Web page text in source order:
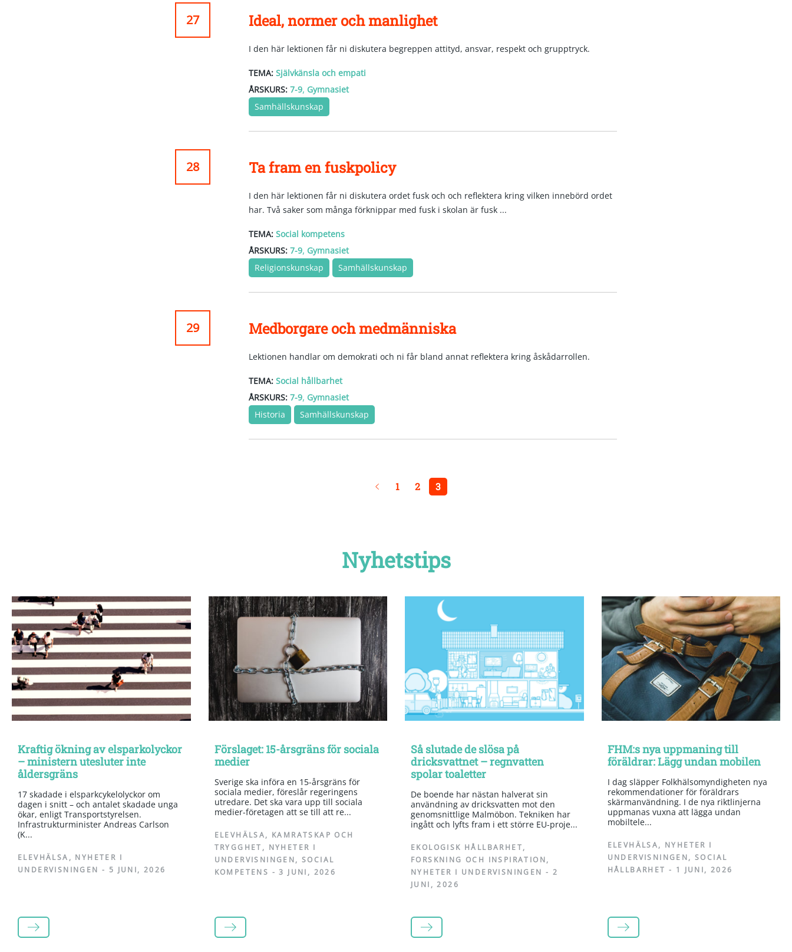
27 Ideal, normer och manlighet
I den här lektionen får ni diskutera begreppen attityd, ansvar, respekt och grupptryck.
TEMA: Självkänsla och empati
ÅRSKURS: 7-9, Gymnasiet
Samhällskunskap
28 Ta fram en fuskpolicy
I den här lektionen får ni diskutera ordet fusk och och reflektera kring vilken innebörd ordet
har. Två saker som många förknippar med fusk i skolan är fusk ...
TEMA: Social kompetens
ÅRSKURS: 7-9, Gymnasiet
Religionskunskap
Samhällskunskap
29 Medborgare och medmänniska
Lektionen handlar om demokrati och ni får bland annat reflektera kring åskådarrollen.
TEMA: Social hållbarhet
ÅRSKURS: 7-9, Gymnasiet
Historia
Samhällskunskap
1 2 3
Nyhetstips
Kraftig ökning av elsparkolyckor
– ministern utesluter inte
åldersgräns
17 skadade i elsparkcykelolyckor om
dagen i snitt – och antalet skadade unga
ökar, enligt Transportstyrelsen.
Infrastrukturminister Andreas Carlson
(K...
ELEVHÄLSA , NYHETER I
UNDERVISNINGEN - 5 JUNI, 2026
LÄS MER
Förslaget: 15-årsgräns för sociala
medier
Sverige ska införa en 15-årsgräns för
sociala medier, föreslår regeringens
utredare. Det ska vara upp till sociala
medier-företagen att se till att re...
ELEVHÄLSA, KAMRATSKAP OCH
TRYGGHET , NYHETER I
UNDERVISNINGEN, SOCIAL
KOMPETENS -3 JUNI, 2026
LÄS MER
Så slutade de slösa på
dricksvattnet – regnvatten
spolar toaletter
De boende har nästan halverat sin
användning av dricksvatten mot den
genomsnittlige Malmöbon. Tekniken har
ingått och lyfts fram i ett större EU-proje...
EKOLOGISK HÅLLBARHET,
FORSKNING OCH INSPIRATION,
NYHETER I UNDERVISNINGEN - 2
JUNI, 2026
LÄS MER
FHM:s nya uppmaning till
föräldrar: Lägg undan mobilen
I dag släpper Folkhälsomyndigheten nya
rekommendationer för föräldrars
skärmanvändning. I de nya riktlinjerna
uppmanas vuxna att lägga undan
mobiltele...
ELEVHÄLSA, NYHETER I
UNDERVISNINGEN, SOCIAL
HÅLLBARHET - 1 JUNI, 2026
LÄS MER